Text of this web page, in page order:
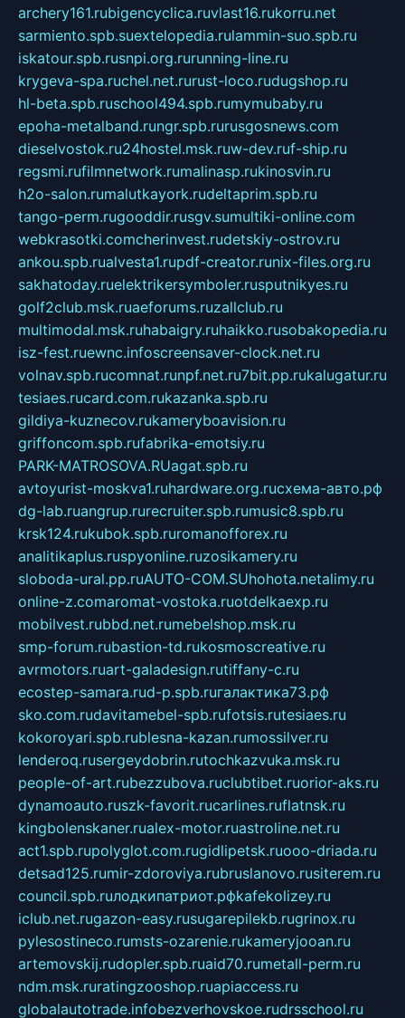
archery161.rubigencyclica.ruvlast16.rukorru.net
sarmiento.spb.suextelopedia.rulammin-suo.spb.ru
iskatour.spb.rusnpi.org.rurunning-line.ru
krygeva-spa.ruchel.net.rurust-loco.rudugshop.ru
hl-beta.spb.ruschool494.spb.rumymubaby.ru
epoha-metalband.rungr.spb.rurusgosnews.com
dieselvostok.ru24hostel.msk.ruw-dev.ruf-ship.ru
regsmi.rufilmnetwork.rumalinasp.rukinosvin.ru
h2o-salon.rumalutkayork.rudeltaprim.spb.ru
tango-perm.rugooddir.rusgv.sumultiki-online.com
webkrasotki.comcherinvest.rudetskiy-ostrov.ru
ankou.spb.rualvesta1.rupdf-creator.runix-files.org.ru
sakhatoday.ruelektrikersymboler.rusputnikyes.ru
golf2club.msk.ruaeforums.ruzallclub.ru
multimodal.msk.ruhabaigry.ruhaikko.rusobakopedia.ru
isz-fest.ruewnc.infoscreensaver-clock.net.ru
volnav.spb.rucomnat.runpf.net.ru7bit.pp.rukalugatur.ru
tesiaes.rucard.com.rukazanka.spb.ru
gildiya-kuznecov.rukameryboavision.ru
griffoncom.spb.rufabrika-emotsiy.ru
PARK-MATROSOVA.RUagat.spb.ru
avtoyurist-moskva1.ruhardware.org.ruсхема-авто.рф
dg-lab.ruangrup.rurecruiter.spb.rumusic8.spb.ru
krsk124.rukubok.spb.ruromanofforex.ru
analitikaplus.ruspyonline.ruzosikamery.ru
sloboda-ural.pp.ruAUTO-COM.SUhohota.netalimy.ru
online-z.comaromat-vostoka.ruotdelkaexp.ru
mobilvest.rubbd.net.rumebelshop.msk.ru
smp-forum.rubastion-td.rukosmoscreative.ru
avrmotors.ruart-galadesign.rutiffany-c.ru
ecostep-samara.rud-p.spb.ruгалактика73.рф
sko.com.rudavitamebel-spb.rufotsis.rutesiaes.ru
kokoroyari.spb.rublesna-kazan.rumossilver.ru
lenderoq.rusergeydobrin.rutochkazvuka.msk.ru
people-of-art.rubezzubova.ruclubtibet.ruorior-aks.ru
dynamoauto.ruszk-favorit.rucarlines.ruflatnsk.ru
kingbolenskaner.rualex-motor.ruastroline.net.ru
act1.spb.rupolyglot.com.rugidlipetsk.ruooo-driada.ru
detsad125.rumir-zdoroviya.rubruslanovo.rusiterem.ru
council.spb.ruлодкипатриот.рфkafekolizey.ru
iclub.net.rugazon-easy.rusugarepilekb.rugrinox.ru
pylesostineco.rumsts-ozarenie.rukameryjooan.ru
artemovskij.rudopler.spb.ruaid70.rumetall-perm.ru
ndm.msk.ruratingzooshop.ruapiaccess.ru
globalautotrade.infobezverhovskoe.rudrsschool.ru